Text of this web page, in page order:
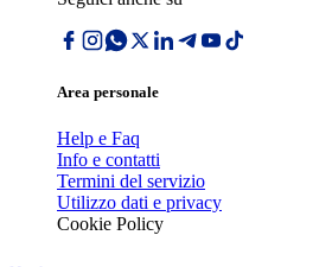
Area personale
Help e Faq
Info e contatti
Termini del servizio
Utilizzo dati e privacy
Cookie Policy